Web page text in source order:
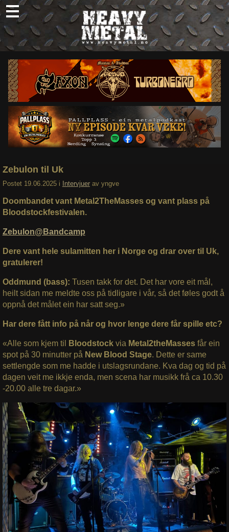
Skip
to
content
Nyheter
Omtaler
Intervjuer
Om oss
Abonner
Søk
Zebulon til Uk
Postet 19.06.2025 i Intervjuer av yngve
Doombandet vant Metal2TheMasses og vant plass på
Bloodstockfestivalen.
Zebulon@Bandcamp
Dere vant hele sulamitten her i Norge og drar over til Uk,
gratulerer!
Oddmund (bass): Tusen takk for det. Det har vore eit mål,
heilt sidan me meldte oss på tidligare i vår, så det føles godt å
oppnå det målet ein har satt seg.»
Har dere fått info på når og hvor lenge dere får spille etc?
«Alle som kjem til Bloodstock via Metal2theMasses får ein
spot på 30 minutter på New Blood Stage. Dette er same
settlengde som me hadde i utslagsrundane. Kva dag og tid på
dagen veit me ikkje enda, men scena har musikk frå ca 10.30
-20.00 alle tre dagar.»